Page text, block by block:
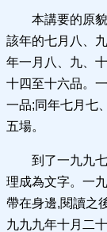
本講要的原
該年的七月八、
年一月八、九、
十四至十六品。
一品;同年七月七
五場。
到了一九九
理成為文字。一
帶在身邊,閱讀之
九九九年十月二